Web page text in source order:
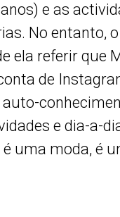
e as
No entanto,
ela referir que
de
e dia-a-
uma moda, é